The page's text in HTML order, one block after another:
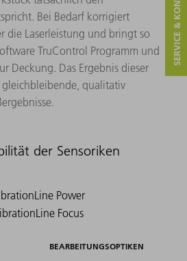
Bei Bedarf korrigiert
die Laserleistung und bringt so
TruControl Programm und
Deckung. Das Ergebnis dieser
qualitativ
der Sensoriken
BEARBEITUNGSOPTIKEN
SERVICE & KONTAKT